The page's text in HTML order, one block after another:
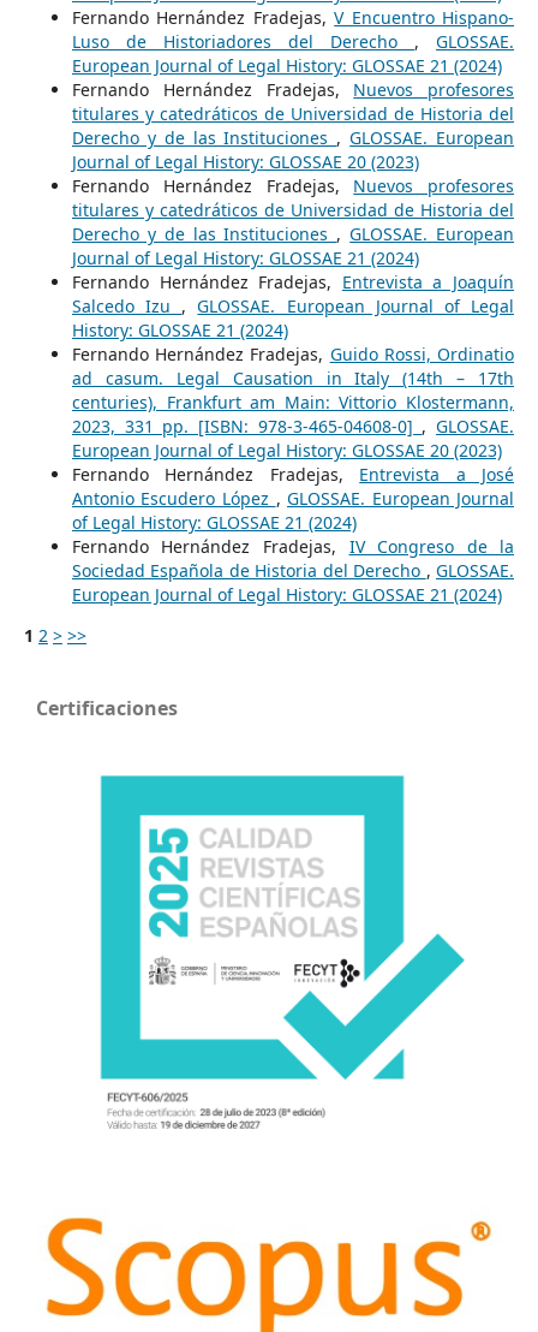
Fernando Hernández Fradejas,V Encuentro Hispano-
Luso de Historiadores del Derecho ,GLOSSAE.
European Journal of Legal History: GLOSSAE 21 (2024)
Fernando Hernández Fradejas, Nuevos profesores
titulares y catedráticos de Universidad de Historia del
Derecho y de las Instituciones ,GLOSSAE. European
Journal of Legal History: GLOSSAE 20 (2023)
Fernando Hernández Fradejas, Nuevos profesores
titulares y catedráticos de Universidad de Historia del
Derecho y de las Instituciones ,GLOSSAE. European
Journal of Legal History: GLOSSAE 21 (2024)
Fernando Hernández Fradejas, Entrevista a Joaquín
Salcedo Izu ,GLOSSAE. European Journal of Legal
History: GLOSSAE 21 (2024)
Fernando Hernández Fradejas, Guido Rossi, Ordinatio
ad casum. Legal Causation in Italy (14th – 17th
centuries), Frankfurt am Main: Vittorio Klostermann,
2023, 331 pp. [ISBN: 978-3-465-04608-0] ,GLOSSAE.
European Journal of Legal History: GLOSSAE 20 (2023)
Fernando Hernández Fradejas, Entrevista a José
Antonio Escudero López ,GLOSSAE. European Journal
of Legal History: GLOSSAE 21 (2024)
Fernando Hernández Fradejas, IV Congreso de la
Sociedad Española de Historia del Derecho ,GLOSSAE.
European Journal of Legal History: GLOSSAE 21 (2024)
1 2 > >>
Certificaciones